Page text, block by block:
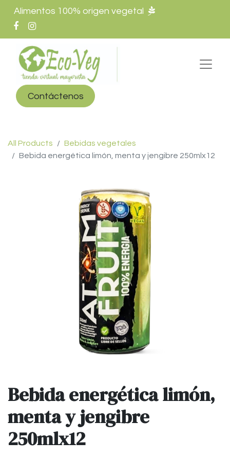
Alimentos 100% origen vegetal
Contáctenos
All Products
Bebidas vegetales
Bebida energética limón, menta y jengibre 250mlx12
Bebida energética limón,
menta y jengibre
250mlx12